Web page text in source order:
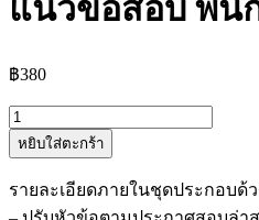
แนวข้อสอบ พนั
฿380
จำนวน
แนว
พนักงาน
หยิบใส่ตะกร้า
รายละเอียดภายในชุดประกอบด้